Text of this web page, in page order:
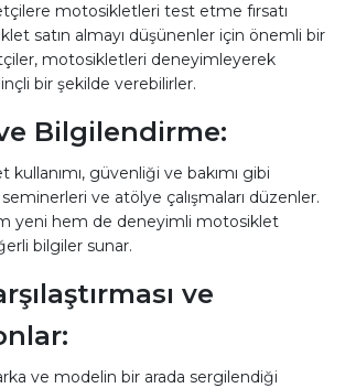
motosikletleri test etme fırsatı
satın almayı düşünenler için önemli bir
motosikletleri deneyimleyerek
bir şekilde verebilirler.
Bilgilendirme:
kullanımı, güvenliği ve bakımı gibi
ve atölye çalışmaları düzenler.
yeni hem de deneyimli motosiklet
bilgiler sunar.
ve
ve modelin bir arada sergilendiği